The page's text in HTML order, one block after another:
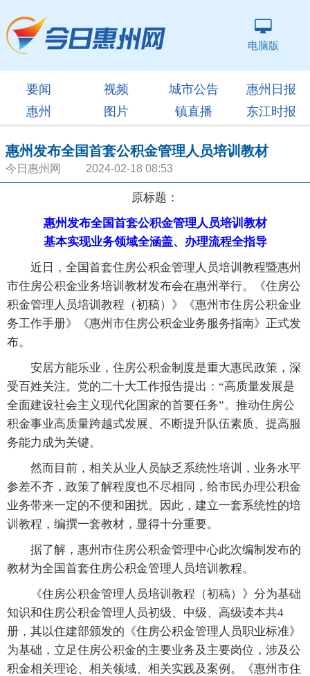
电脑版
要闻 视频 城市公告
惠州日报
惠州
图片 镇直播 东江时报
惠州发布全国首套公积金管理人员培训教材
今日惠州网 2024-02-18 08:53
原标题：
惠州发布全国首套公积金管理人员培训教材
基本实现业务领域全涵盖、办理流程全指导
近日，全国首套住房公积金管理人员培训教程暨惠州
市住房公积金业务培训教材发布会在惠州举行。《住房公
积金管理人员培训教程（初稿）》《惠州市住房公积金业
务工作手册》《惠州市住房公积金业务服务指南》正式发
布。
安居方能乐业，住房公积金制度是重大惠民政策，深
受百姓关注。党的二十大工作报告提出：“高质量发展是
全面建设社会主义现代化国家的首要任务”。推动住房公
积金事业高质量跨越式发展、不断提升队伍素质、提高服
务能力成为关键。
然而目前，相关从业人员缺乏系统性培训，业务水平
参差不齐，政策了解程度也不尽相同，给市民办理公积金
业务带来一定的不便和困扰。因此，建立一套系统性的培
训教程，编撰一套教材，显得十分重要。
据了解，惠州市住房公积金管理中心此次编制发布的
教材为全国首套住房公积金管理人员培训教程。
《住房公积金管理人员培训教程（初稿）》分为基础
知识和住房公积金管理人员初级、中级、高级读本共4
册，其以住建部颁发的《住房公积金管理人员职业标准》
为基础，立足住房公积金的主要业务及主要岗位，涉及公
积金相关理论、相关领域、相关实践及案例。《惠州市住